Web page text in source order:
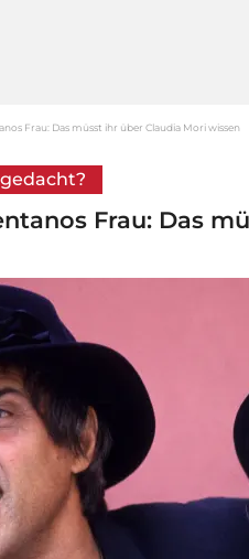
Frau: Das müsst ihr über Claudia Mori wissen
Frau: Das